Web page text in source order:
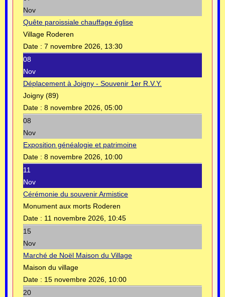
Nov
Quête paroissiale chauffage église
Village Roderen
Date : 7 novembre 2026, 13:30
08
Nov
Déplacement à Joigny - Souvenir 1er R.V.Y.
Joigny (89)
Date : 8 novembre 2026, 05:00
08
Nov
Exposition généalogie et patrimoine
Date : 8 novembre 2026, 10:00
11
Nov
Cérémonie du souvenir Armistice
Monument aux morts Roderen
Date : 11 novembre 2026, 10:45
15
Nov
Marché de Noël Maison du Village
Maison du village
Date : 15 novembre 2026, 10:00
20